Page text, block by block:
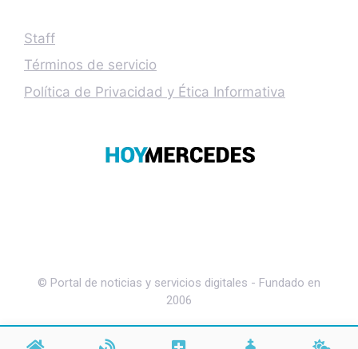
Staff
Términos de servicio
Política de Privacidad y Ética Informativa
© Portal de noticias y servicios digitales - Fundado en
2006